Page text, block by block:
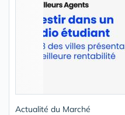
Actualité du Marché